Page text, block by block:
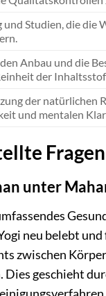
und Studien, die
Anbau und die
der
der natürlichen
und mentalen
unter
neu belebt
zwischen
geschieht